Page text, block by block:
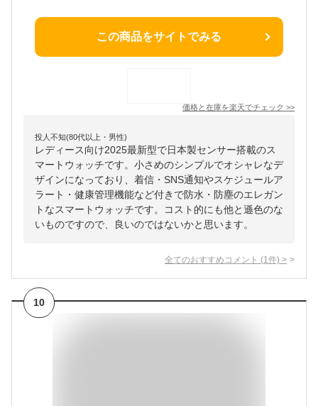
この商品をサイトでみる
価格と在庫を楽天でチェック >>
投人不知(80代以上・男性)
レディース向け2025最新型で日本製センサー搭載のス
マートウォッチです。小さめのシンプルでオシャレなデ
ザインになっており、着信・SNS通知やスケジュールア
ラート・健康管理機能など付きで防水・防塵のエレガン
トなスマートウォッチです。コスト的にも他と遜色のな
いものですので、良いのではないかと思います。
全てのおすすめコメント (1 件) >
10